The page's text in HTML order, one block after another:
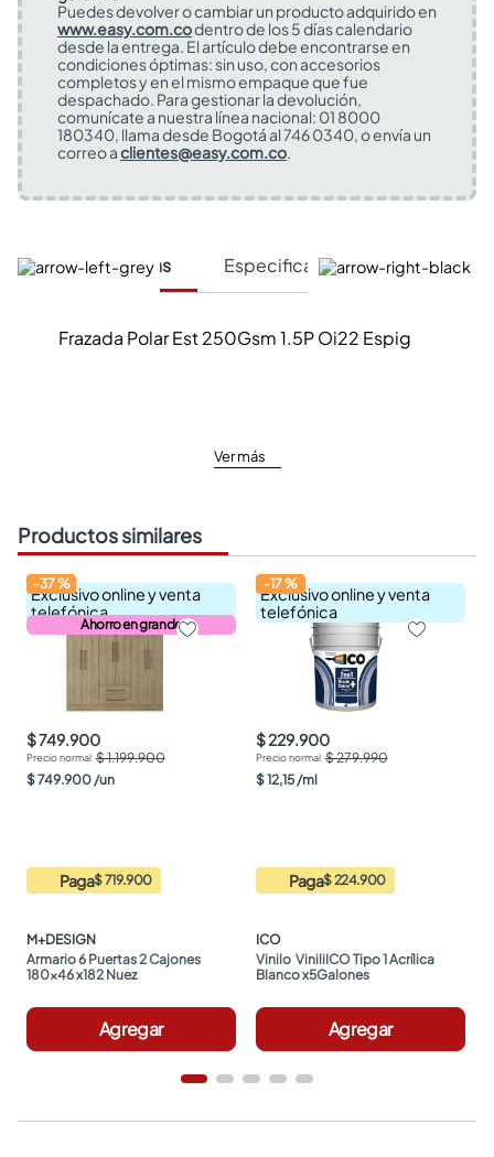
Puedes devolver o cambiar un producto adquirido en
www.easy.com.codentro de los 5 días calendario
desde la entrega. El artículo debe encontrarse en
condiciones óptimas: sin uso, con accesorios
completos y en el mismo empaque que fue
despachado. Para gestionar la devolución,
comunícate a nuestra línea nacional: 01 8000
180340, llama desde Bogotá al 746 0340, o envía un
correo aclientes@easy.com.co.
Características Especificaciones Técnicas
Frazada Polar Est 250Gsm 1.5P Oi22 Espig
Ver más
Productos similares
Exclusivo online y venta
telefónica
Ahorro en grande
-37%
$ 749.900
$ 1.199.900
$749.900 /un
Paga$ 719.900
M+DESIGN
Armario 6 Puertas 2 Cajones
180x46 x182 Nuez
Agregar
Exclusivo online y venta
telefónica
-17%
$ 229.900
$ 279.990
$12,15 /ml
Paga$ 224.900
ICO
Vinilo  ViniliICO Tipo 1 Acrílica
Blanco x5Galones
Agregar